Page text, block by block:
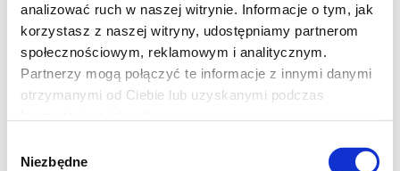
analizować ruch w naszej witrynie. Informacje o tym, jak
korzystasz z naszej witryny, udostępniamy partnerom
społecznościowym, reklamowym i analitycznym.
Partnerzy mogą połączyć te informacje z innymi danymi
otrzymanymi od Ciebie lub uzyskanymi podczas
zgody
Niezbędne